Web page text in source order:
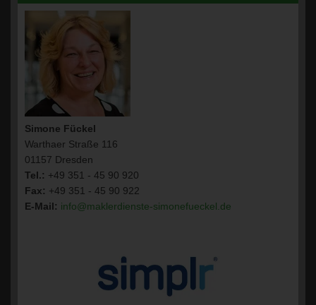
Simone Fückel
Warthaer Straße 116
01157 Dresden
Tel.: +49 351 - 45 90 920
Fax: +49 351 - 45 90 922
E-Mail: info@maklerdienste-simonefueckel.de